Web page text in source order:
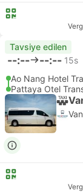
Tavsiye edilen
--:-- --:-- 15s
Ao Nang Hotel
Pattaya Otel